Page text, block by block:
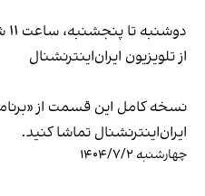
دوشنبه تا پنجشنبه، ساعت ۱۱ شب به وقت تهران
از تلویزیون ایران‌اینترنشنال
نسخه کامل این قسمت از
ایران‌اینترنشنال تماشا کنید.
چهارشنبه ۱۴۰۴/۷/۲